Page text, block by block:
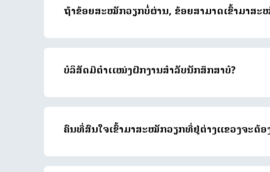
ຖ້າຂ້ອຍສະໝັກວຽກບໍ່ຜ່ານ, ຂ້ອຍສາມາດເຂົ້າມາສະ
ບໍລິສັດມີຕຳເເໜ່ງຝຶກງານສຳລັບນັກສຶກສາບໍ?
ຄົນທີ່ສົນໃຈເຂົ້າມາສະໝັກວຽກທີ່ຢູ່ຕ່າງແຂວງຈະຕ້ອງ